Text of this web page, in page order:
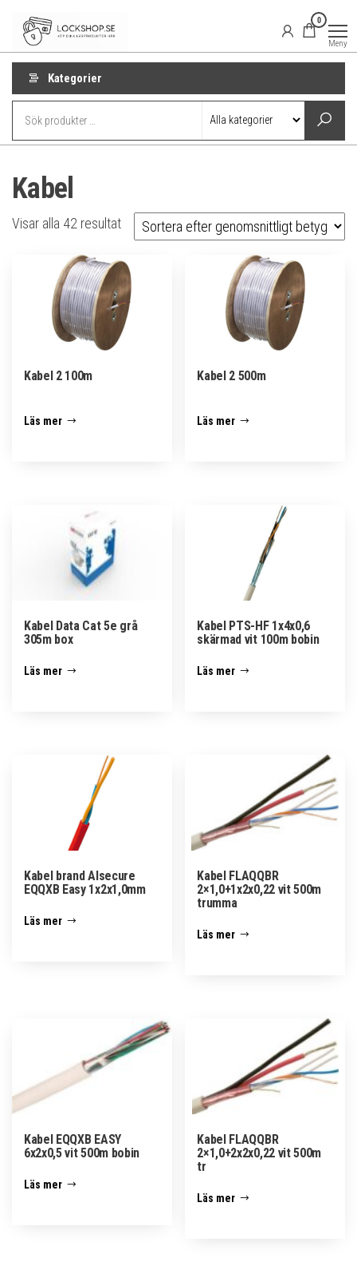
innehåll
0
Meny
Kategorier
Kabel
Visar alla 42 resultatSortera
efter
genomsnittligt
betyg
Kabel 2 100m
Läs mer
Kabel 2 500m
Läs mer
Kabel Data Cat 5e grå
305m box
Läs mer
Kabel PTS-HF 1x4x0,6
skärmad vit 100m bobin
Läs mer
Kabel brand Alsecure
EQQXB Easy 1x2x1,0mm
Läs mer
Kabel FLAQQBR
2×1,0+1x2x0,22 vit 500m
trumma
Läs mer
Kabel EQQXB EASY
6x2x0,5 vit 500m bobin
Läs mer
Kabel FLAQQBR
2×1,0+2x2x0,22 vit 500m
tr
Läs mer